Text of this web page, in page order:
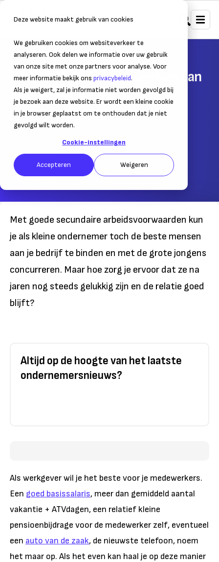
Deze website maakt gebruik van cookies
We gebruiken cookies om websiteverkeer te
analyseren. Ook delen we informatie over uw gebruik
van onze site met onze partners voor analyse. Voor
meer informatie bekijk ons privacybeleid.
Als je weigert, zal je informatie niet worden gevolgd bij
je bezoek aan deze website. Er wordt een kleine cookie
in je browser geplaatst om te onthouden dat je niet
gevolgd wilt worden.
Cookie-instellingen
Accepteren Weigeren
Home Personeel Management
Hoe bind ik mijn medewerkers aan
de organisatie?
Column | Tips voor een goede relatie
– Leestijd:3min.
Laatst bijgewerkt:10 maart 2020
Met goede secundaire arbeidsvoorwaarden kun
je als kleine ondernemer toch de beste mensen
aan je bedrijf te binden en met de grote jongens
concurreren. Maar hoe zorg je ervoor dat ze na
jaren nog steeds gelukkig zijn en de relatie goed
blijft?
Altijd op de hoogte van het laatste
ondernemersnieuws?
Als werkgever wil je het beste voor je medewerkers.
Een goed basissalaris, meer dan gemiddeld aantal
vakantie + ATVdagen, een relatief kleine
pensioenbijdrage voor de medewerker zelf, eventueel
een auto van de zaak, de nieuwste telefoon, noem
het maar op. Als het even kan haal je op deze manier